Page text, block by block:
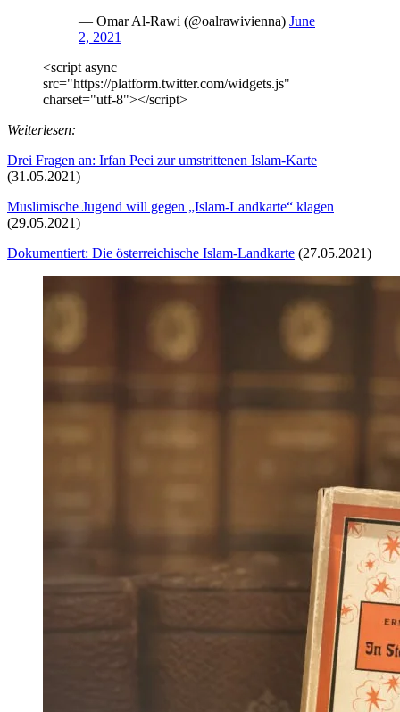
— Omar Al-Rawi (@oalrawivienna) June
2, 2021
<script async
src="https://platform.twitter.com/widgets.js"
charset="utf-8"></script>
Weiterlesen:
Drei Fragen an: Irfan Peci zur umstrittenen Islam-Karte
(31.05.2021)
Muslimische Jugend will gegen „Islam-Landkarte“ klagen
(29.05.2021)
Dokumentiert: Die österreichische Islam-Landkarte (27.05.2021)